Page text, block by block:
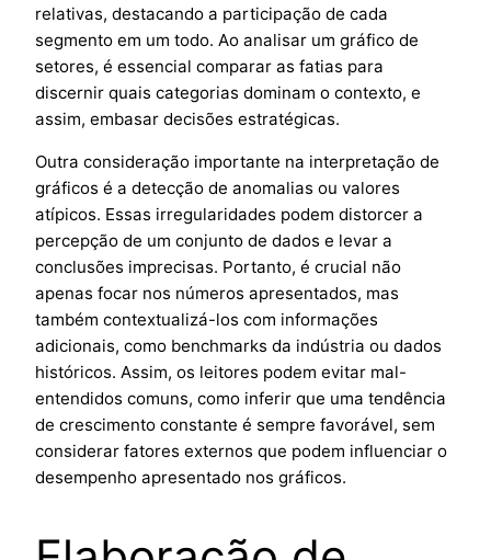
relativas, destacando a participação de cada
segmento em um todo. Ao analisar um gráfico de
setores, é essencial comparar as fatias para
discernir quais categorias dominam o contexto, e
assim, embasar decisões estratégicas.
Outra consideração importante na interpretação de
gráficos é a detecção de anomalias ou valores
atípicos. Essas irregularidades podem distorcer a
percepção de um conjunto de dados e levar a
conclusões imprecisas. Portanto, é crucial não
apenas focar nos números apresentados, mas
também contextualizá-los com informações
adicionais, como benchmarks da indústria ou dados
históricos. Assim, os leitores podem evitar mal-
entendidos comuns, como inferir que uma tendência
de crescimento constante é sempre favorável, sem
considerar fatores externos que podem influenciar o
desempenho apresentado nos gráficos.